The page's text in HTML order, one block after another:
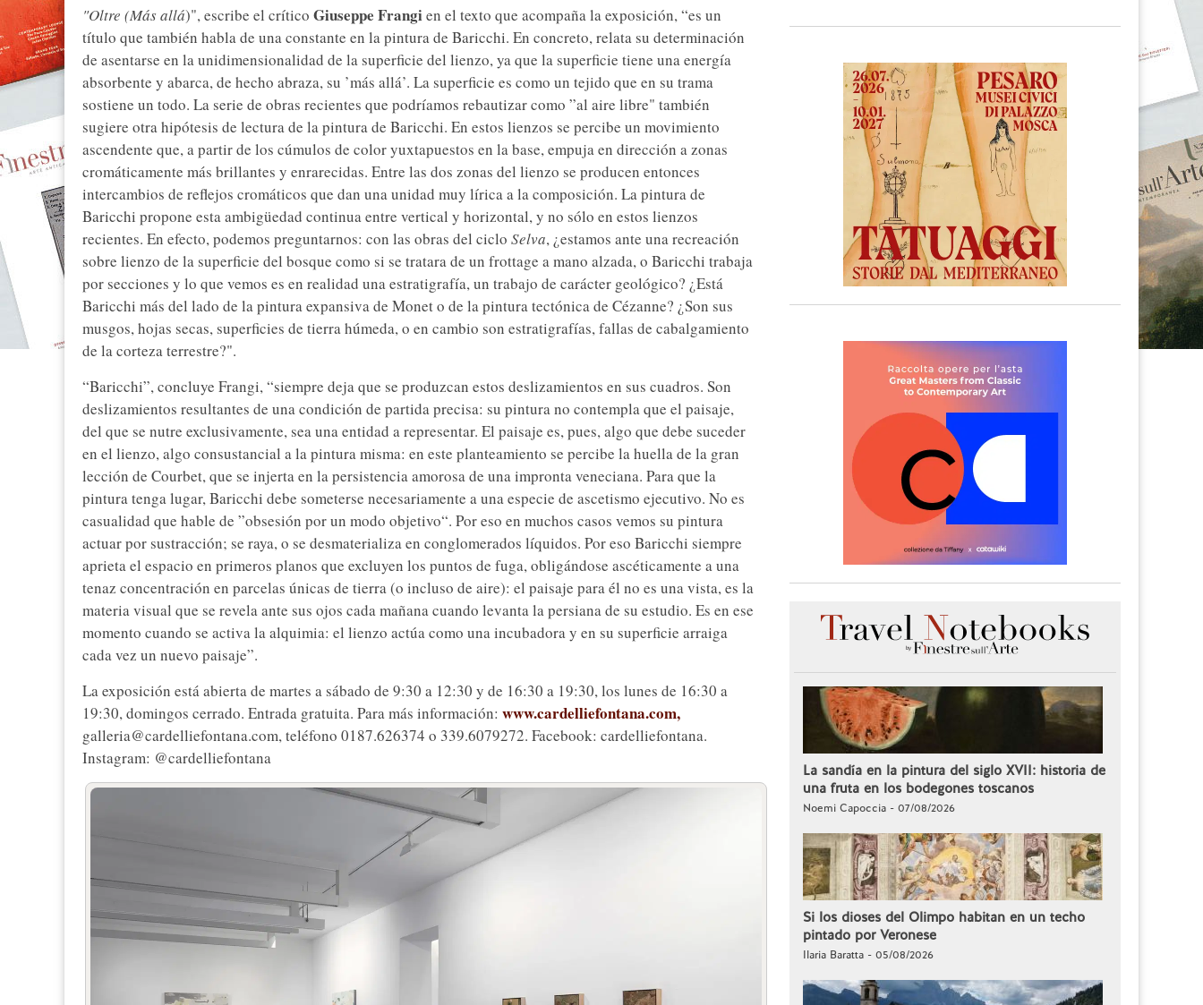
"Oltre (Más allá)", escribe el crítico Giuseppe Frangien el texto que acompaña la exposición, “es un
título que también habla de una constante en la pintura de Baricchi. En concreto, relata su determinación
de asentarse en la unidimensionalidad de la superficie del lienzo, ya que la superficie tiene una energía
absorbente y abarca, de hecho abraza, su ’más allá’. La superficie es como un tejido que en su trama
sostiene un todo. La serie de obras recientes que podríamos rebautizar como ”al aire libre" también
sugiere otra hipótesis de lectura de la pintura de Baricchi. En estos lienzos se percibe un movimiento
ascendente que, a partir de los cúmulos de color yuxtapuestos en la base, empuja en dirección a zonas
cromáticamente más brillantes y enrarecidas. Entre las dos zonas del lienzo se producen entonces
intercambios de reflejos cromáticos que dan una unidad muy lírica a la composición. La pintura de
Baricchi propone esta ambigüedad continua entre vertical y horizontal, y no sólo en estos lienzos
recientes. En efecto, podemos preguntarnos: con las obras del ciclo Selva, ¿estamos ante una recreación
sobre lienzo de la superficie del bosque como si se tratara de un frottage a mano alzada, o Baricchi trabaja
por secciones y lo que vemos es en realidad una estratigrafía, un trabajo de carácter geológico? ¿Está
Baricchi más del lado de la pintura expansiva de Monet o de la pintura tectónica de Cézanne? ¿Son sus
musgos, hojas secas, superficies de tierra húmeda, o en cambio son estratigrafías, fallas de cabalgamiento
de la corteza terrestre?".
“Baricchi”, concluye Frangi, “siempre deja que se produzcan estos deslizamientos en sus cuadros. Son
deslizamientos resultantes de una condición de partida precisa: su pintura no contempla que el paisaje,
del que se nutre exclusivamente, sea una entidad a representar. El paisaje es, pues, algo que debe suceder
en el lienzo, algo consustancial a la pintura misma: en este planteamiento se percibe la huella de la gran
lección de Courbet, que se injerta en la persistencia amorosa de una impronta veneciana. Para que la
pintura tenga lugar, Baricchi debe someterse necesariamente a una especie de ascetismo ejecutivo. No es
casualidad que hable de ”obsesión por un modo objetivo“. Por eso en muchos casos vemos su pintura
actuar por sustracción; se raya, o se desmaterializa en conglomerados líquidos. Por eso Baricchi siempre
aprieta el espacio en primeros planos que excluyen los puntos de fuga, obligándose ascéticamente a una
tenaz concentración en parcelas únicas de tierra (o incluso de aire): el paisaje para él no es una vista, es la
materia visual que se revela ante sus ojos cada mañana cuando levanta la persiana de su estudio. Es en ese
momento cuando se activa la alquimia: el lienzo actúa como una incubadora y en su superficie arraiga
cada vez un nuevo paisaje”.
La exposición está abierta de martes a sábado de 9:30 a 12:30 y de 16:30 a 19:30, los lunes de 16:30 a
19:30, domingos cerrado. Entrada gratuita. Para más información: www.cardelliefontana.com,
galleria@cardelliefontana.com, teléfono 0187.626374 o 339.6079272. Facebook: cardelliefontana.
Instagram: @cardelliefontana
La sandía en la pintura del siglo XVII: historia de
una fruta en los bodegones toscanos
Noemi Capoccia - 07/08/2026
Si los dioses del Olimpo habitan en un techo
pintado por Veronese
Ilaria Baratta - 05/08/2026